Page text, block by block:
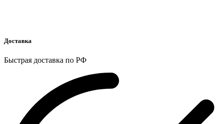
Доставка
Быстрая доставка по РФ